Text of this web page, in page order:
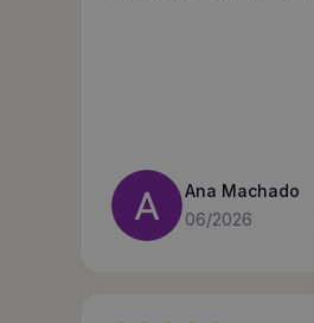
Ana Machado
06/2026